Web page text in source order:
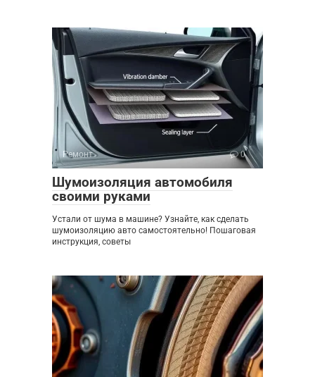
Ремонт 0
Шумоизоляция автомобиля
своими руками
Устали от шума в машине? Узнайте, как сделать
шумоизоляцию авто самостоятельно! Пошаговая
инструкция, советы